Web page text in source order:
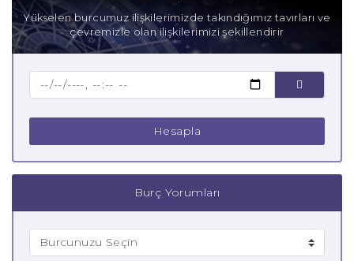
Yükselen burcumuz ilişkilerimizde takındığımız tavırları ve
çevremizle olan ilişkilerimizi şekillendirir
Hesapla
Burç Yorumları